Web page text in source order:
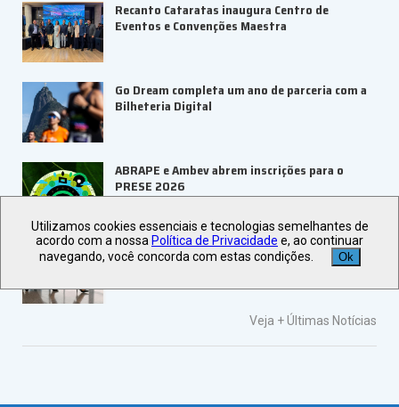
Recanto Cataratas inaugura Centro de
Eventos e Convenções Maestra
Go Dream completa um ano de parceria com a
Bilheteria Digital
ABRAPE e Ambev abrem inscrições para o
PRESE 2026
ALAGEV aponta tendências para viagens
corporativas em 2027
Veja +Últimas Notícias
Utilizamos cookies essenciais e tecnologias semelhantes de
acordo com a nossa Política de Privacidade e, ao continuar
navegando, você concorda com estas condições.
Ok